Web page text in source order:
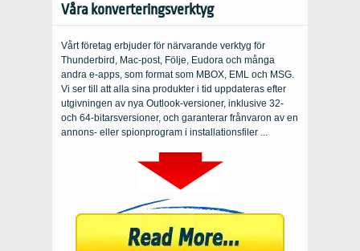
Våra konverteringsverktyg
Vårt företag erbjuder för närvarande verktyg för
Thunderbird, Mac-post, Följe, Eudora och många
andra e-apps, som format som MBOX, EML och MSG.
Vi ser till att alla sina produkter i tid uppdateras efter
utgivningen av nya Outlook-versioner, inklusive 32-
och 64-bitarsversioner, och garanterar frånvaron av en
annons- eller spionprogram i installationsfiler ...